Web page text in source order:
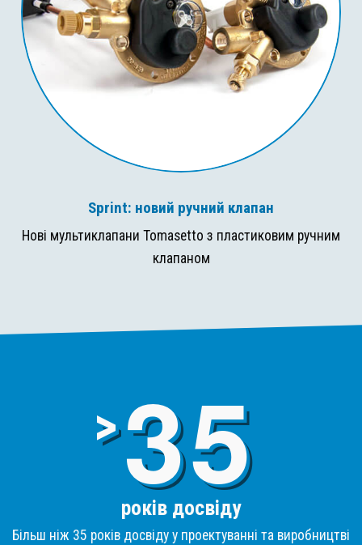
Sprint: новий ручний клапан
Нові мультиклапани Tomasetto з пластиковим ручним
клапаном
>3
років досвіду
Більш ніж 35 років досвіду у проектуванні та виробництві